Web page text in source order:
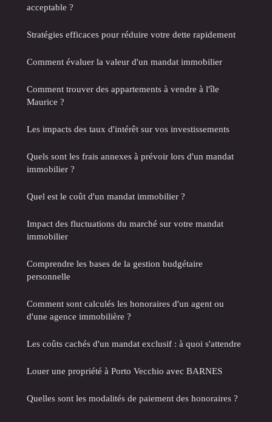
acceptable ?
Stratégies efficaces pour réduire votre dette rapidement
Comment évaluer la valeur d'un mandat immobilier
Comment trouver des appartements à vendre à l'île
Maurice ?
Les impacts des taux d'intérêt sur vos investissements
Quels sont les frais annexes à prévoir lors d'un mandat
immobilier ?
Quel est le coût d'un mandat immobilier ?
Impact des fluctuations du marché sur votre mandat
immobilier
Comprendre les bases de la gestion budgétaire
personnelle
Comment sont calculés les honoraires d'un agent ou
d'une agence immobilière ?
Les coûts cachés d'un mandat exclusif : à quoi s'attendre
Louer une propriété à Porto Vecchio avec BARNES
Quelles sont les modalités de paiement des honoraires ?